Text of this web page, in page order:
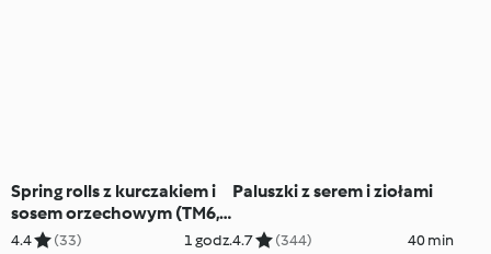
Spring rolls z kurczakiem i
sosem orzechowym (TM6,
TM7)
4.4 (33) 1 godz.
Paluszki z serem i ziołami
4.7 (344) 40 min